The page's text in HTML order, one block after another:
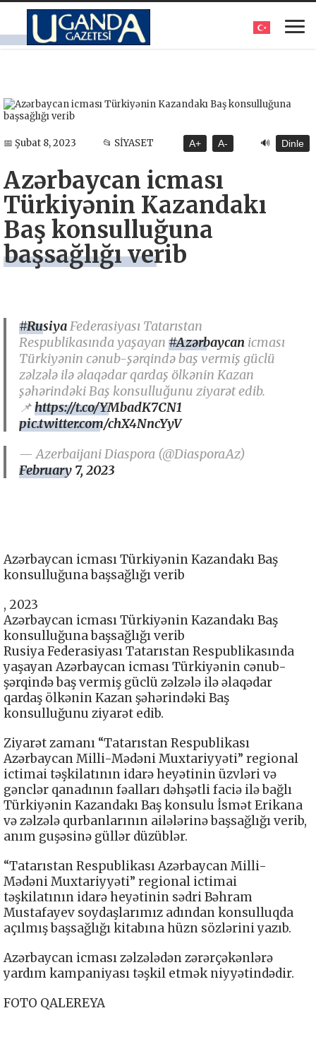
📅 Şubat 8, 2023 📂 SİYASET A+ A- 🔊 Dinle
Azərbaycan icması
Türkiyənin Kazandakı
Baş konsulluğuna
başsağlığı verib
#RusiyaFederasiyası Tatarıstan
Respublikasında yaşayan #Azərbaycan icması
Türkiyənin cənub-şərqində baş vermiş güclü
zəlzələ ilə əlaqədar qardaş ölkənin Kazan
şəhərindəki Baş konsulluğunu ziyarət edib.
📌https://t.co/YMbadK7CN1
pic.twitter.com/chX4NncYyV
— Azerbaijani Diaspora (@DiasporaAz)
February 7, 2023
Azərbaycan icması Türkiyənin Kazandakı Baş
konsulluğuna başsağlığı verib
, 2023
Azərbaycan icması Türkiyənin Kazandakı Baş
konsulluğuna başsağlığı verib
Rusiya Federasiyası Tatarıstan Respublikasında
yaşayan Azərbaycan icması Türkiyənin cənub-
şərqində baş vermiş güclü zəlzələ ilə əlaqədar
qardaş ölkənin Kazan şəhərindəki Baş
konsulluğunu ziyarət edib.
Ziyarət zamanı “Tatarıstan Respublikası
Azərbaycan Milli-Mədəni Muxtariyyəti” regional
ictimai təşkilatının idarə heyətinin üzvləri və
gənclər qanadının fəalları dəhşətli faciə ilə bağlı
Türkiyənin Kazandakı Baş konsulu İsmət Erikana
və zəlzələ qurbanlarının ailələrinə başsağlığı verib,
anım guşəsinə güllər düzüblər.
“Tatarıstan Respublikası Azərbaycan Milli-
Mədəni Muxtariyyəti” regional ictimai
təşkilatının idarə heyətinin sədri Bəhram
Mustafayev soydaşlarımız adından konsulluqda
açılmış başsağlığı kitabına hüzn sözlərini yazıb.
Azərbaycan icması zəlzələdən zərərçəkənlərə
yardım kampaniyası təşkil etmək niyyətindədir.
FOTO QALEREYA